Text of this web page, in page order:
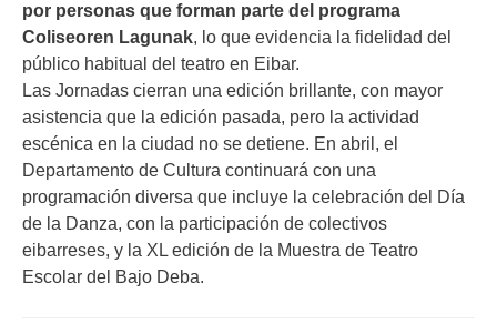
por personas que forman parte del programa
Coliseoren Lagunak, lo que evidencia la fidelidad del
público habitual del teatro en Eibar.
Las Jornadas cierran una edición brillante, con mayor
asistencia que la edición pasada, pero la actividad
escénica en la ciudad no se detiene. En abril, el
Departamento de Cultura continuará con una
programación diversa que incluye la celebración del Día
de la Danza, con la participación de colectivos
eibarreses, y la XL edición de la Muestra de Teatro
Escolar del Bajo Deba.